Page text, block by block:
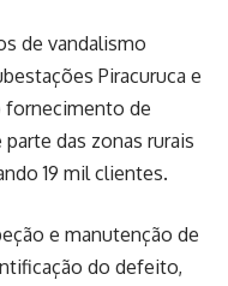
de vandalismo
Piracuruca e
fornecimento de
das zonas rurais
19 mil clientes.
e manutenção de
do defeito,